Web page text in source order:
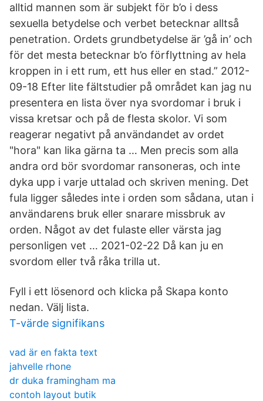
alltid mannen som är subjekt för b’o i dess
sexuella betydelse och verbet betecknar alltså
penetration. Ordets grundbetydelse är ’gå in’ och
för det mesta betecknar b’o förflyttning av hela
kroppen in i ett rum, ett hus eller en stad.” 2012-
09-18 Efter lite fältstudier på området kan jag nu
presentera en lista över nya svordomar i bruk i
vissa kretsar och på de flesta skolor. Vi som
reagerar negativt på användandet av ordet
"hora" kan lika gärna ta … Men precis som alla
andra ord bör svordomar ransoneras, och inte
dyka upp i varje uttalad och skriven mening. Det
fula ligger således inte i orden som sådana, utan i
användarens bruk eller snarare missbruk av
orden. Något av det fulaste eller värsta jag
personligen vet … 2021-02-22 Då kan ju en
svordom eller två råka trilla ut.
Fyll i ett lösenord och klicka på Skapa konto
nedan. Välj lista.
T-värde signifikans
vad är en fakta text
jahvelle rhone
dr duka framingham ma
contoh layout butik